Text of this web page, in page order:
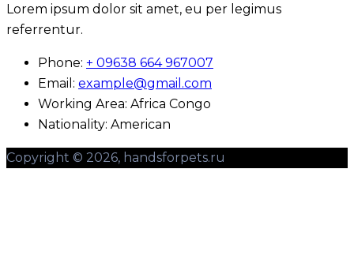
Lorem ipsum dolor sit amet, eu per legimus
referrentur.
Phone: + 09638 664 967007
Email: example@gmail.com
Working Area: Africa Congo
Nationality: American
Copyright © 2026, handsforpets.ru